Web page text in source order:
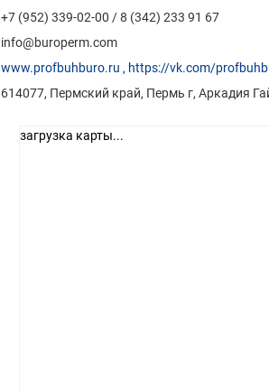
+7 (952) 339-02-00 / 8 (342) 233 91 67
info@buroperm.com
www.profbuhburo.ru , https://vk.com/
614077, Пермский край, Пермь г, Аркадия
загрузка карты...